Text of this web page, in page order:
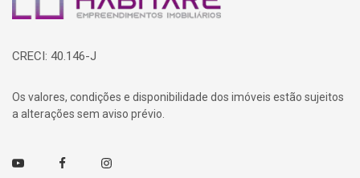
CRECI: 40.146-J
Os valores, condições e disponibilidade dos imóveis estão sujeitos
a alterações sem aviso prévio.
Youtube FacebookInstagram